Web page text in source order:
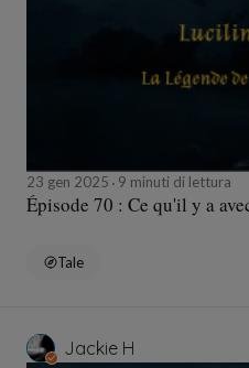
23 gen 2025 9 minuti di lettura
Épisode 70 : Ce qu'il y a
Tale
Jackie H